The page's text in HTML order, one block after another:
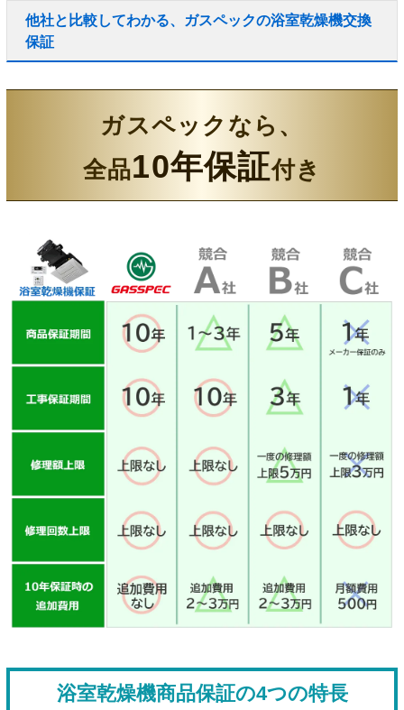
他社と比較してわかる、ガスペックの浴室乾燥機交換
保証
ガスペックなら、
全品10年保証付き
浴室乾燥機商品保証の4つの特長